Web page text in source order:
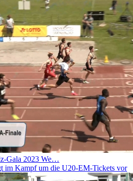
Gala 2023 We…
im Kampf um die U20-EM-Tickets vor